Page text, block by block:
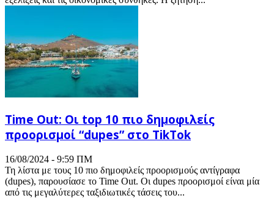
Time Out: Οι top 10 πιο δημοφιλείς
προορισμοί “dupes” στο TikTok
16/08/2024 - 9:59 ΠΜ
Τη λίστα με τους 10 πιο δημοφιλείς προορισμούς αντίγραφα
(dupes), παρουσίασε το Time Out. Οι dupes προορισμοί είναι μία
από τις μεγαλύτερες ταξιδιωτικές τάσεις του...